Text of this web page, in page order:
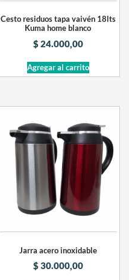
Cesto residuos tapa vaivén 18lts
Kuma home blanco
$24.000,00
Agregar al carrito
Jarra acero inoxidable
$30.000,00